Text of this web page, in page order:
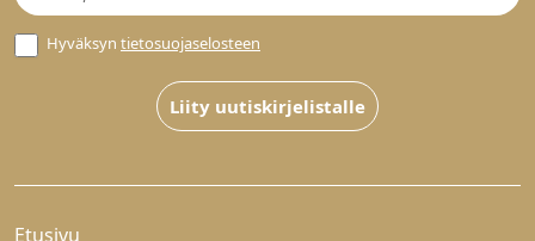
Hyväksyn tietosuojaselosteen
Liity uutiskirjelistalle
Etusivu